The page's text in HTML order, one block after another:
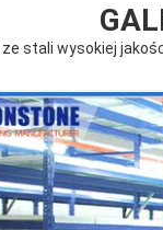
ze stali wysokiej